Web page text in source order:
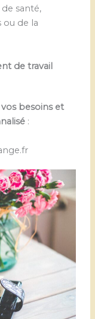
santé,
ou de la
de travail
besoins et
: